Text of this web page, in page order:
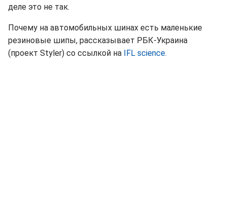
деле это не так.
Почему на автомобильных шинах есть маленькие
резиновые шипы, рассказывает РБК-Украина
(проект Styler) со ссылкой на
IFL science.